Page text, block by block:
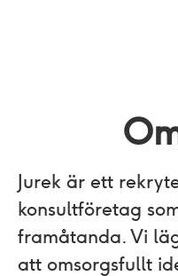
Jurek är ett
konsultföretag
framåtanda. Vi
att omsorgsfullt